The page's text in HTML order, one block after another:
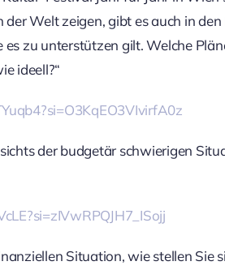
Welt zeigen, gibt es auch in
zu unterstützen gilt. Welche
ideell?“
der budgetär schwierigen
Situation, wie stellen Sie